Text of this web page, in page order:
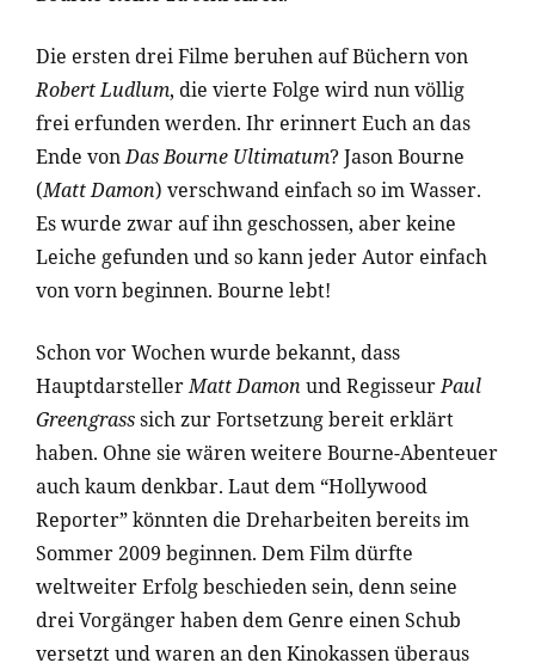
Die ersten drei Filme beruhen auf Büchern von
Robert Ludlum, die vierte Folge wird nun völlig
frei erfunden werden. Ihr erinnert Euch an das
Ende vonDas Bourne Ultimatum? Jason Bourne
(Matt Damon) verschwand einfach so im Wasser.
Es wurde zwar auf ihn geschossen, aber keine
Leiche gefunden und so kann jeder Autor einfach
von vorn beginnen. Bourne lebt!
Schon vor Wochen wurde bekannt, dass
HauptdarstellerMatt Damon und RegisseurPaul
Greengrasssich zur Fortsetzung bereit erklärt
haben. Ohne sie wären weitere Bourne-Abenteuer
auch kaum denkbar. Laut dem “Hollywood
Reporter” könnten die Dreharbeiten bereits im
Sommer 2009 beginnen. Dem Film dürfte
weltweiter Erfolg beschieden sein, denn seine
drei Vorgänger haben dem Genre einen Schub
versetzt und waren an den Kinokassen überaus